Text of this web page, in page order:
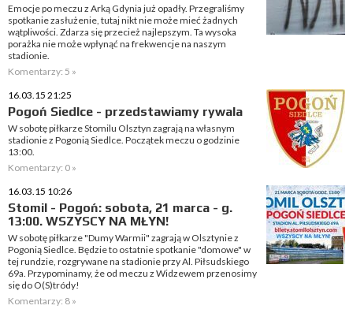
Emocje po meczu z Arką Gdynia już opadły. Przegraliśmy
spotkanie zasłużenie, tutaj nikt nie może mieć żadnych
wątpliwości. Zdarza się przecież najlepszym. Ta wysoka
porażka nie może wpłynąć na frekwencje na naszym
stadionie.
Komentarzy: 5 »
16.03.15 21:25
Pogoń Siedlce - przedstawiamy rywala
W sobotę piłkarze Stomilu Olsztyn zagrają na własnym
stadionie z Pogonią Siedlce. Początek meczu o godzinie
13:00.
Komentarzy: 0 »
16.03.15 10:26
Stomil - Pogoń: sobota, 21 marca - g.
13:00. WSZYSCY NA MŁYN!
W sobotę piłkarze "Dumy Warmii" zagrają w Olsztynie z
Pogonią Siedlce. Będzie to ostatnie spotkanie "domowe" w
tej rundzie, rozgrywane na stadionie przy Al. Piłsudskiego
69a. Przypominamy, że od meczu z Widzewem przenosimy
się do O(S)tródy!
Komentarzy: 8 »